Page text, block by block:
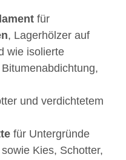
für
, Lagerhölzer auf
wie isolierte
und verdichtetem
für Untergründe
Kies, Schotter,